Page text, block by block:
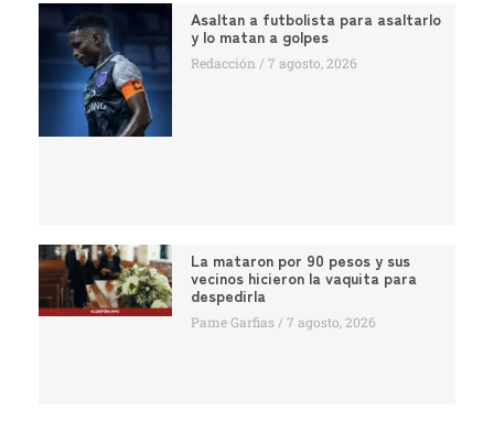
Asaltan a futbolista para asaltarlo
y lo matan a golpes
Redacción 7 agosto, 2026
La mataron por 90 pesos y sus
vecinos hicieron la vaquita para
despedirla
Pame Garfias 7 agosto, 2026